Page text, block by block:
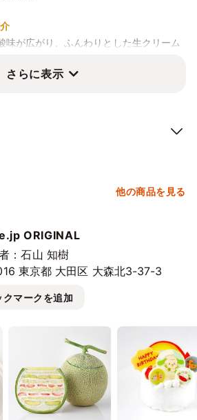
味が広がり、ふんわりとした生クリーム
すけ／誉」は、チョコプレートでデザイ
レーションしてみてくださいね。
おすすめです。
祝けいき(いわいけいき) と一緒に素敵な
でのお届けとなります。
で8時間程度の解凍が必要です。
んのでご注意ください。
後、冷蔵保存24時間が賞味期限となりま
さらに表示
他の商品を見る
ORIGINAL
：石山 知樹
東京都 大田区 大森北3-37-3
クマークを追加